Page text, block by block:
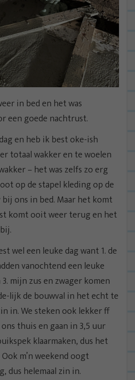
in bed en het was
een goede nachtrust.
en heb ik best oke-ish
totaal wakker en te woelen
– het was zelfs zo erg
op de stapel kleding op de
ons in bed. Maar het komt
komt ooit weer terug en het
wel een leuke dag want 1. de
vanochtend een leuke
mijn zus en zwager komen
lijk de bouwval in het echt te
in. We steken ook lekker ff
thuis en gaan in 3,5 uur
klaarmaken, dus het
m’n weekend oogt
dus helemaal zin in.